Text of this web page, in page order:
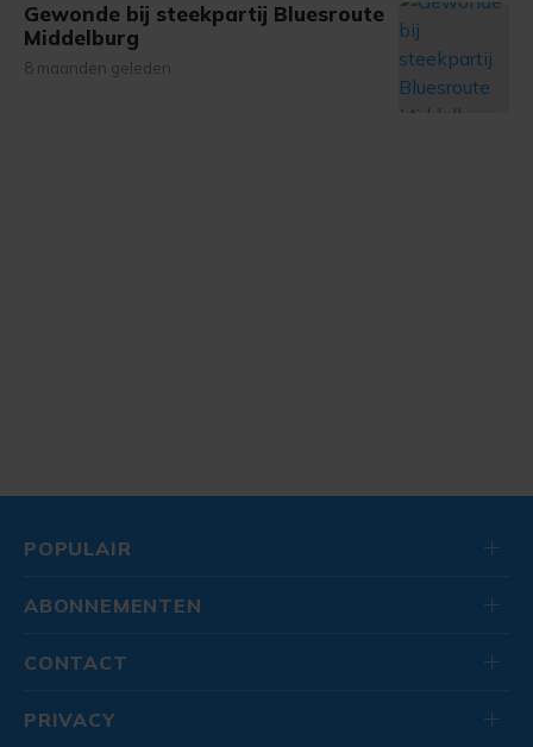
Gewonde bij steekpartij Bluesroute
Middelburg
8 maanden geleden
POPULAIR
ABONNEMENTEN
CONTACT
PRIVACY